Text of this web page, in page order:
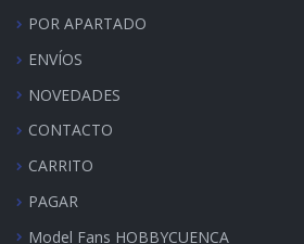
POR APARTADO
ENVÍOS
NOVEDADES
CONTACTO
CARRITO
PAGAR
Model Fans HOBBYCUENCA